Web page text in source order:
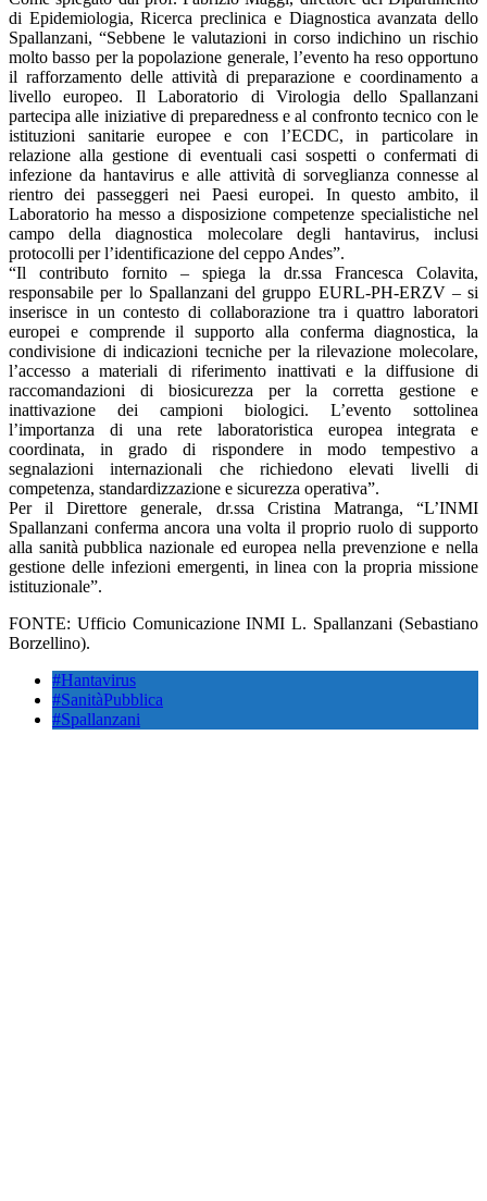
di Epidemiologia, Ricerca preclinica e Diagnostica avanzata dello
Spallanzani, “Sebbene le valutazioni in corso indichino un rischio
molto basso per la popolazione generale, l’evento ha reso opportuno
il rafforzamento delle attività di preparazione e coordinamento a
livello europeo. Il Laboratorio di Virologia dello Spallanzani
partecipa alle iniziative di preparedness e al confronto tecnico con le
istituzioni sanitarie europee e con l’ECDC, in particolare in
relazione alla gestione di eventuali casi sospetti o confermati di
infezione da hantavirus e alle attività di sorveglianza connesse al
rientro dei passeggeri nei Paesi europei. In questo ambito, il
Laboratorio ha messo a disposizione competenze specialistiche nel
campo della diagnostica molecolare degli hantavirus, inclusi
protocolli per l’identificazione del ceppo Andes”.
“Il contributo fornito – spiega la dr.ssa Francesca Colavita,
responsabile per lo Spallanzani del gruppo EURL‑PH‑ERZV – si
inserisce in un contesto di collaborazione tra i quattro laboratori
europei e comprende il supporto alla conferma diagnostica, la
condivisione di indicazioni tecniche per la rilevazione molecolare,
l’accesso a materiali di riferimento inattivati e la diffusione di
raccomandazioni di biosicurezza per la corretta gestione e
inattivazione dei campioni biologici. L’evento sottolinea
l’importanza di una rete laboratoristica europea integrata e
coordinata, in grado di rispondere in modo tempestivo a
segnalazioni internazionali che richiedono elevati livelli di
competenza, standardizzazione e sicurezza operativa”.
Per il Direttore generale, dr.ssa Cristina Matranga, “L’INMI
Spallanzani conferma ancora una volta il proprio ruolo di supporto
alla sanità pubblica nazionale ed europea nella prevenzione e nella
gestione delle infezioni emergenti, in linea con la propria missione
istituzionale”.
FONTE: Ufficio Comunicazione INMI L. Spallanzani (Sebastiano
Borzellino).
#Hantavirus
#SanitàPubblica
#Spallanzani